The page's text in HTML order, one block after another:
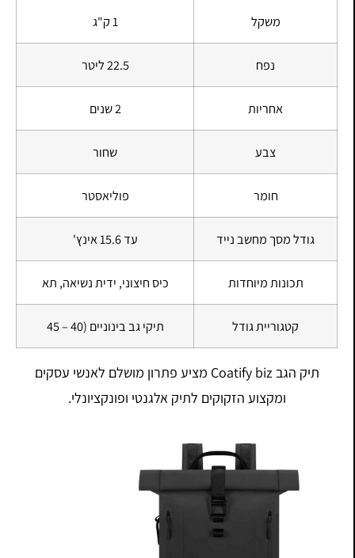
משקל 1 ק"ג
נפח 22.5 ליטר
אחריות 2 שנים
צבע שחור
חומר פוליאסטר
גודל מסך מחשב נייד עד 15.6 אינץ'
תכונות מיוחדות כיס חיצוני, ידית נשיאה, תא
קטגוריית גודל תיקי גב בינוניים (40 – 45
תיק הגב Coatify biz מציע פתרון מושלם לאנשי עסקים
ומקצוע הזקוקים לתיק אלגנטי ופונקציונלי.